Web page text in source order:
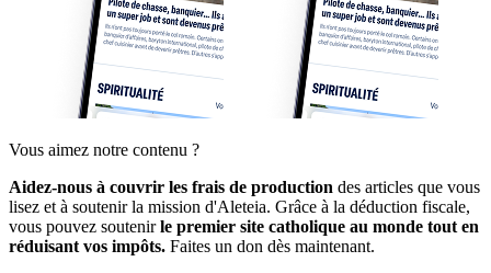
Vous aimez notre contenu ?
Aidez-nous à couvrir les frais de production des articles que vous
lisez et à soutenir la mission d'Aleteia. Grâce à la déduction fiscale,
vous pouvez soutenirle premier site catholique au monde tout en
réduisant vos impôts. Faites un don dès maintenant.